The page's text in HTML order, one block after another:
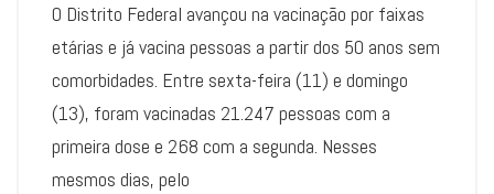
O Distrito Federal avançou na vacinação por faixas
etárias e já vacina pessoas a partir dos 50 anos sem
comorbidades. Entre sexta-feira (11) e domingo
(13), foram vacinadas 21.247 pessoas com a
primeira dose e 268 com a segunda. Nesses
mesmos dias, pelo